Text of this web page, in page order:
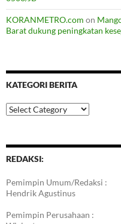
KORANMETRO.com on
Barat dukung peningkatan
KATEGORI BERITA
Kategori
Berita
REDAKSI:
Pemimpin Umum/Redaksi :
Hendrik Agustinus
Pemimpin Perusahaan :